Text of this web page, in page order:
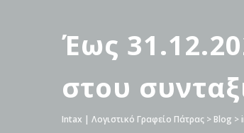
Έως
στου
Intax | Λογιστικό Γραφείο Πάτρας > Blog >